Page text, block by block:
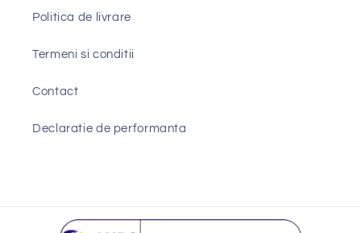
Politica de livrare
Termeni si conditii
Contact
Declaratie de performanta